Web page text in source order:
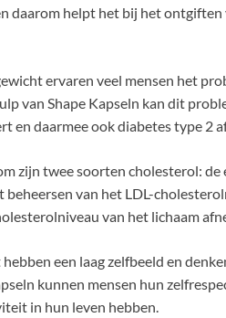
daarom helpt het bij het ontgiften
ervaren veel mensen het
van Shape Kapseln kan dit
en daarmee ook diabetes type 2
zijn twee soorten cholesterol: de
van het LDL-
van het lichaam
een laag zelfbeeld en
kunnen mensen hun
in hun leven hebben.